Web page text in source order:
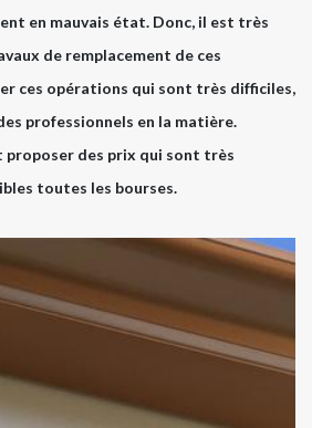
en mauvais état. Donc, il est très
de remplacement de ces
ces opérations qui sont très difficiles,
professionnels en la matière.
proposer des prix qui sont très
toutes les bourses.